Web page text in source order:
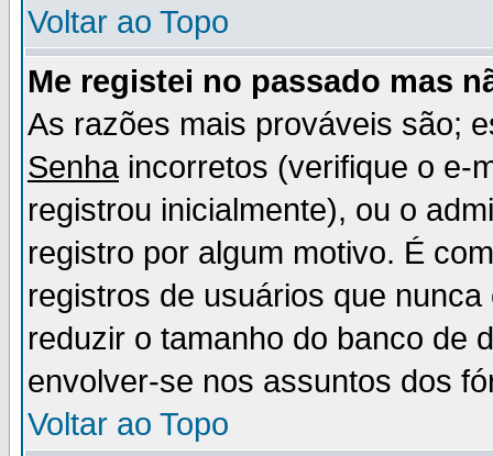
Voltar ao Topo
Me registei no passado mas
As razões mais prováveis são;
Senhaincorretos (verifique o e-
registrou inicialmente), ou o
registro por algum motivo. É
registros de usuários que
reduzir o tamanho do banco de
envolver-se nos assuntos dos
Voltar ao Topo